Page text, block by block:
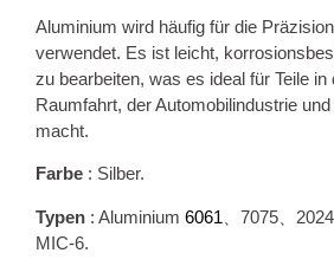
Aluminium wird häufig für die
verwendet. Es ist leicht,
zu bearbeiten, was es ideal für Teile in
Raumfahrt, der Automobilindustrie
macht.
Farbe : Silber.
Typen : Aluminium 6061 、7075、
MIC-6.